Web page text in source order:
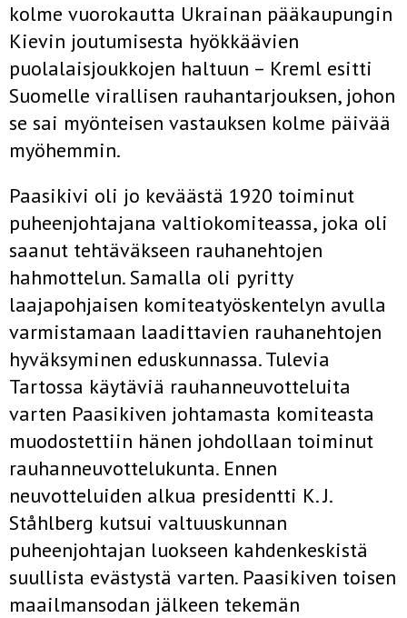
kolme vuorokautta Ukrainan pääkaupungin
Kievin joutumisesta hyökkäävien
puolalaisjoukkojen haltuun – Kreml esitti
Suomelle virallisen rauhantarjouksen, johon
se sai myönteisen vastauksen kolme päivää
myöhemmin.
Paasikivi oli jo keväästä 1920 toiminut
puheenjohtajana valtiokomiteassa, joka oli
saanut tehtäväkseen rauhanehtojen
hahmottelun. Samalla oli pyritty
laajapohjaisen komiteatyöskentelyn avulla
varmistamaan laadittavien rauhanehtojen
hyväksyminen eduskunnassa. Tulevia
Tartossa käytäviä rauhanneuvotteluita
varten Paasikiven johtamasta komiteasta
muodostettiin hänen johdollaan toiminut
rauhanneuvottelukunta. Ennen
neuvotteluiden alkua presidentti K. J.
Ståhlberg kutsui valtuuskunnan
puheenjohtajan luokseen kahdenkeskistä
suullista evästystä varten. Paasikiven toisen
maailmansodan jälkeen tekemän